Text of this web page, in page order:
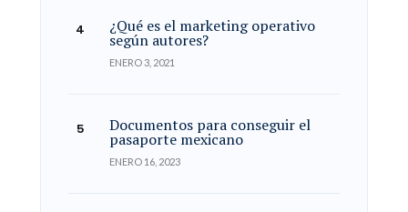
¿Qué es el marketing operativo
según autores?
ENERO 3, 2021
Documentos para conseguir el
pasaporte mexicano
ENERO 16, 2023